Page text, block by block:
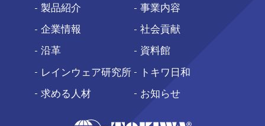
製品紹介
事業内容
企業情報
社会貢献
沿革
資料館
レインウェア研究所
トキワ日和
求める人材
お知らせ